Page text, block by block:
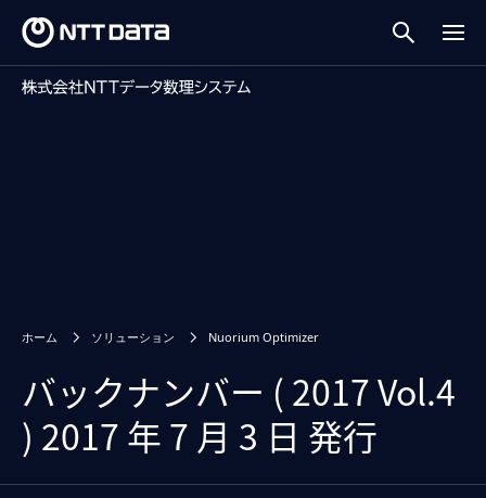
ホーム ソリューション Nuorium Optimizer
バックナンバー ( 2017 Vol.4
) 2017 年 7 月 3 日 発行